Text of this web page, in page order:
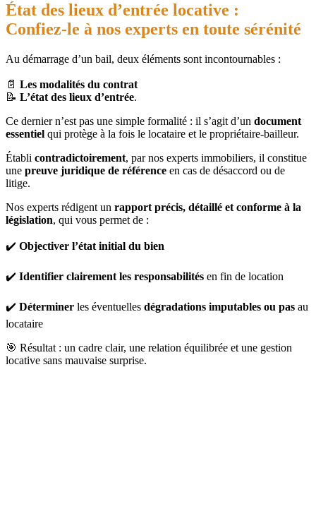
État des lieux d’entrée locative :
Confiez-le à nos experts en toute sérénité
Au démarrage d’un bail, deux éléments sont incontournables :
📄 Les modalités du contrat
📝 L’état des lieux d’entrée.
Ce dernier n’est pas une simple formalité : il s’agit d’un document
essentiel qui protège à la fois le locataire et le propriétaire-bailleur.
Établi contradictoirement, par nos experts immobiliers, il constitue
une preuve juridique de référence en cas de désaccord ou de
litige.
Nos experts rédigent un rapport précis, détaillé et conforme à la
législation, qui vous permet de :
✔️ Objectiver l’état initial du bien
✔️ Identifier clairement les responsabilités en fin de location
✔️ Déterminer les éventuelles dégradations imputables ou pas au
locataire
🎯 Résultat : un cadre clair, une relation équilibrée et une gestion
locative sans mauvaise surprise.